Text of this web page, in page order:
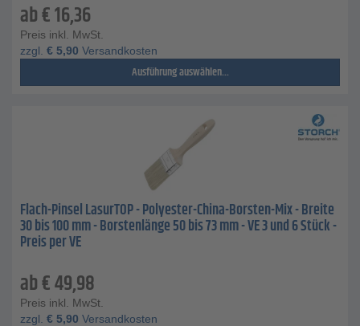
ab€16,36
Preis inkl. MwSt.
zzgl. € 5,90 Versandkosten
Ausführung auswählen...
Flach-Pinsel LasurTOP - Polyester-China-Borsten-Mix - Breite
30 bis 100 mm - Borstenlänge 50 bis 73 mm - VE 3 und 6 Stück -
Preis per VE
ab€49,98
Preis inkl. MwSt.
zzgl. € 5,90 Versandkosten